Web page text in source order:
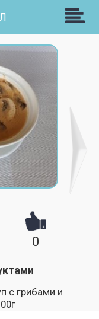
0
с грибами и